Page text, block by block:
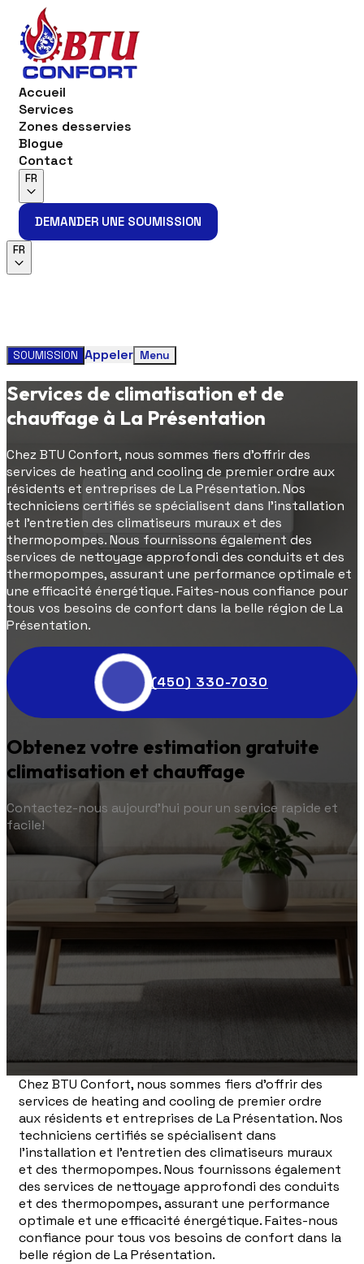
Accueil
Services
Zones desservies
Blogue
Contact
FR
DEMANDER UNE SOUMISSION
FR
SOUMISSION Appeler Menu
Services de climatisation et de
chauffage à La Présentation
Chez BTU Confort, nous sommes fiers d'offrir des
services de heating and cooling de premier ordre aux
résidents et entreprises de La Présentation. Nos
techniciens certifiés se spécialisent dans l'installation
et l'entretien des climatiseurs muraux et des
thermopompes. Nous fournissons également des
services de nettoyage approfondi des conduits et des
thermopompes, assurant une performance optimale et
une efficacité énergétique. Faites-nous confiance pour
tous vos besoins de confort dans la belle région de La
Présentation.
(450) 330-7030
Obtenez votre estimation gratuite
climatisation et chauffage
Contactez-nous aujourd'hui pour un service rapide et
facile!
Chez BTU Confort, nous sommes fiers d'offrir des
services de heating and cooling de premier ordre
aux résidents et entreprises de La Présentation. Nos
techniciens certifiés se spécialisent dans
l'installation et l'entretien des climatiseurs muraux
et des thermopompes. Nous fournissons également
des services de nettoyage approfondi des conduits
et des thermopompes, assurant une performance
optimale et une efficacité énergétique. Faites-nous
confiance pour tous vos besoins de confort dans la
belle région de La Présentation.